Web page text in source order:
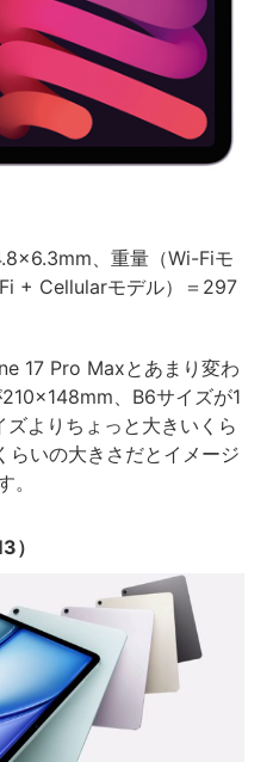
、重量（Wi-Fiモ
+ Cellularモデル）＝297
17 Pro Maxとあまり変わ
、B6サイズが1
よりちょっと大きいくら
らいの大きさだとイメージ
。
）